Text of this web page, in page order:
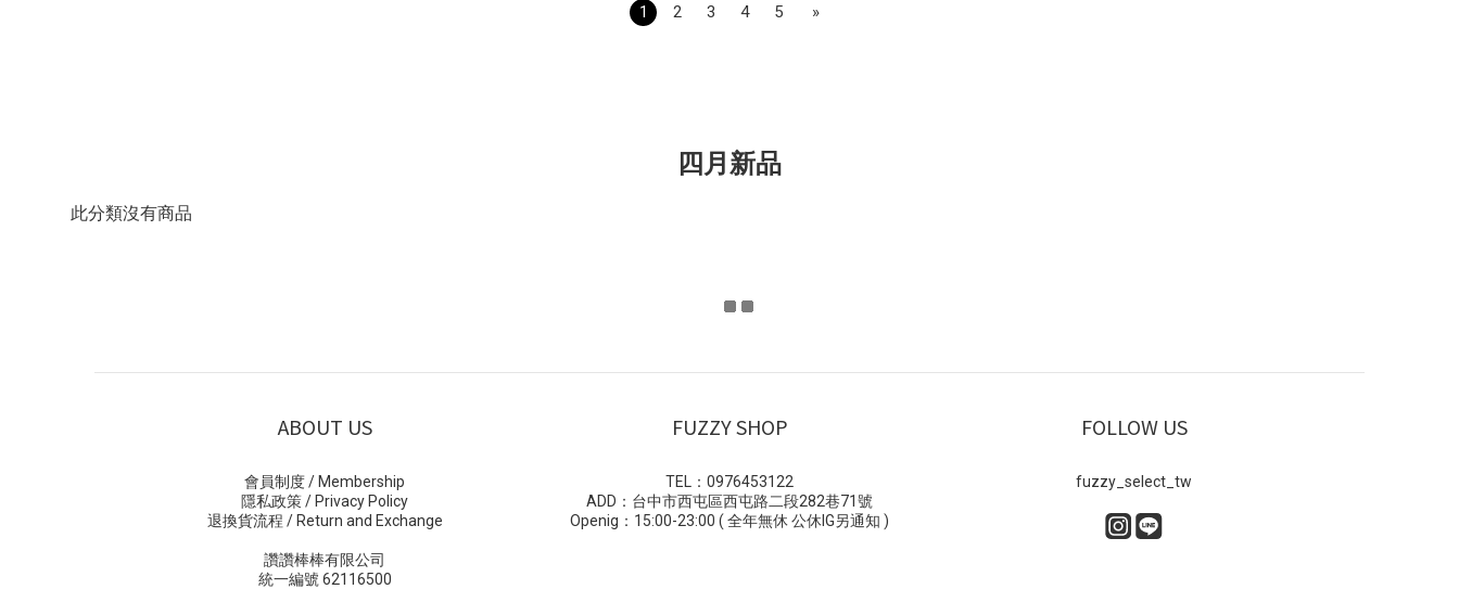
1 2 3 4 5 »
四月新品
此分類沒有商品
ABOUT US
會員制度 / Membership
隱私政策 / Privacy Policy
退換貨流程 / Return and Exchange
讚讚棒棒有限公司
統一編號 62116500
FUZZY SHOP
TEL：0976453122
ADD：台中市西屯區西屯路二段282巷71號
Openig：15:00-23:00 ( 全年無休 公休IG另通知 )
FOLLOW US
fuzzy_select_tw